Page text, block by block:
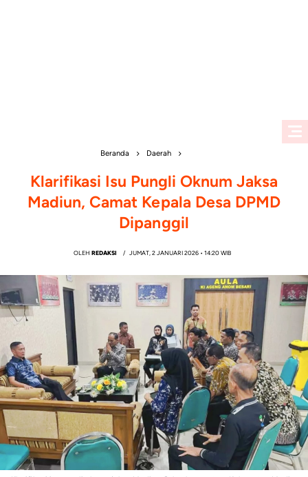
Beranda Daerah
Klarifikasi Isu Pungli Oknum Jaksa
Madiun, Camat Kepala Desa DPMD
Dipanggil
OLEHREDAKSI JUMAT, 2 JANUARI 2026 • 14:20 WIB